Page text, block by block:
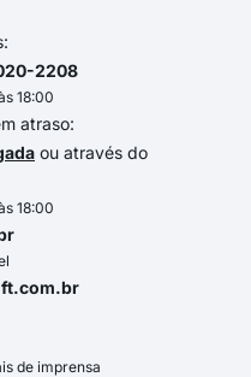
2208
18:00
atraso:
ou através do
18:00
de imprensa